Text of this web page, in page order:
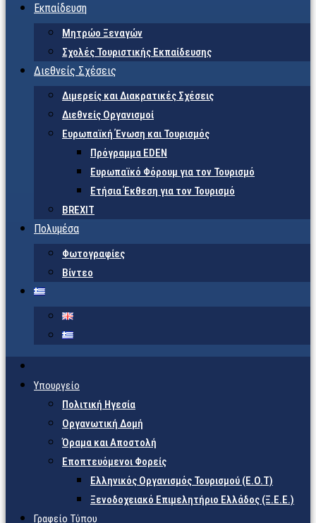
Εκπαίδευση
Μητρώο Ξεναγών
Σχολές Τουριστικής Εκπαίδευσης
Διεθνείς Σχέσεις
Διμερείς και Διακρατικές Σχέσεις
Διεθνείς Οργανισμοί
Ευρωπαϊκή Ένωση και Τουρισμός
Πρόγραμμα EDEN
Ευρωπαϊκό Φόρουμ για τον Τουρισμό
Ετήσια Έκθεση για τον Τουρισμό
BREXIT
Πολυμέσα
Φωτογραφίες
Βίντεο
Υπουργείο
Πολιτική Ηγεσία
Οργανωτική Δομή
Όραμα και Αποστολή
Εποπτευόμενοι Φορείς
Eλληνικός Οργανισμός Τουρισμού (Ε.Ο.Τ)
Ξενοδοχειακό Επιμελητήριο Ελλάδος (Ξ.Ε.Ε.)
Γραφείο Τύπου